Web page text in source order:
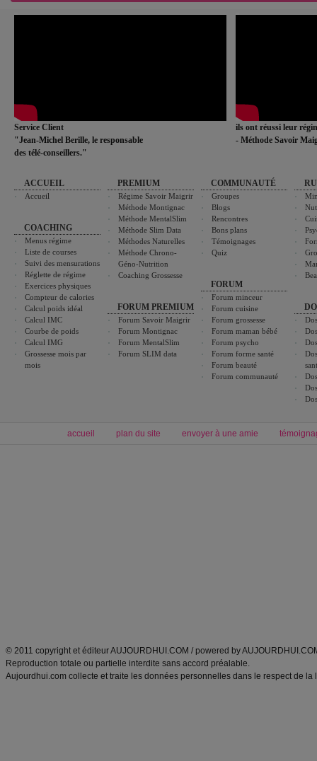
Service Client
"Jean-Michel Berille, le responsable
des télé-conseillers."
ils ont réussi leur
- Méthode Savoir
ACCUEIL
Accueil
COACHING
Menus régime
Liste de courses
Suivi des mensurations
Réglette de régime
Exercices physiques
Compteur de calories
Calcul poids idéal
Calcul IMC
Courbe de poids
Calcul IMG
Grossesse mois par
mois
PREMIUM
Régime Savoir Maigrir
Méthode Montignac
Méthode MentalSlim
Méthode Slim Data
Méthodes Naturelles
Méthode Chrono-
Géno-Nutrition
Coaching Grossesse
FORUM PREMIUM
Forum Savoir Maigrir
Forum Montignac
Forum MentalSlim
Forum SLIM data
COMMUNAUTÉ
Groupes
Blogs
Rencontres
Bons plans
Témoignages
Quiz
FORUM
Forum minceur
Forum cuisine
Forum grossesse
Forum maman bébé
Forum psycho
Forum forme santé
Forum beauté
Forum communauté
accueil plan du site envoyer à une amie
© 2011 copyright et éditeur AUJOURDHUI.COM / powered by
Reproduction totale ou partielle interdite sans accord préalable.
Aujourdhui.com collecte et traite les données personnelles dans le respect de